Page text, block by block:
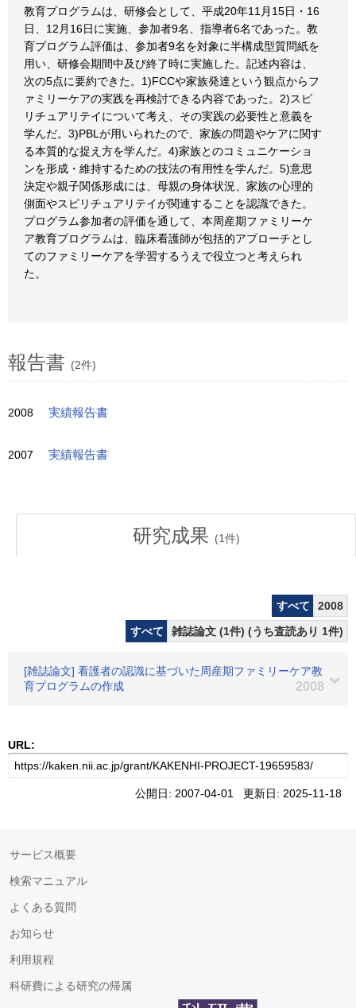
教育プログラムは、研修会として、平成20年11月15日・16
日、12月16日に実施、参加者9名、指導者6名であった。教
育プログラム評価は、参加者9名を対象に半構成型質問紙を
用い、研修会期間中及び終了時に実施した。記述内容は、
次の5点に要約できた。1)FCCや家族発達という観点からフ
ァミリーケアの実践を再検討できる内容であった。2)スピ
リチュアリテイについて考え、その実践の必要性と意義を
学んだ。3)PBLが用いられたので、家族の問題やケアに関す
る本質的な捉え方を学んだ。4)家族とのコミュニケーショ
ンを形成・維持するための技法の有用性を学んだ。5)意思
決定や親子関係形成には、母親の身体状況、家族の心理的
側面やスピリチュアリテイが関連することを認識できた。
プログラム参加者の評価を通して、本周産期ファミリーケ
ア教育プログラムは、臨床看護師が包括的アプローチとし
てのファミリーケアを学習するうえで役立つと考えられ
た。
報告書 (2件)
2008 実績報告書
2007 実績報告書
研究成果 (1件)
すべて
2008
すべて
雑誌論文 (1件) (うち査読あり 1件)
[雑誌論文] 看護者の認識に基づいた周産期ファミリーケア教
育プログラムの作成
2008
URL:
公開日: 2007-04-01 更新日: 2025-11-18
サービス概要
検索マニュアル
よくある質問
お知らせ
利用規程
科研費による研究の帰属